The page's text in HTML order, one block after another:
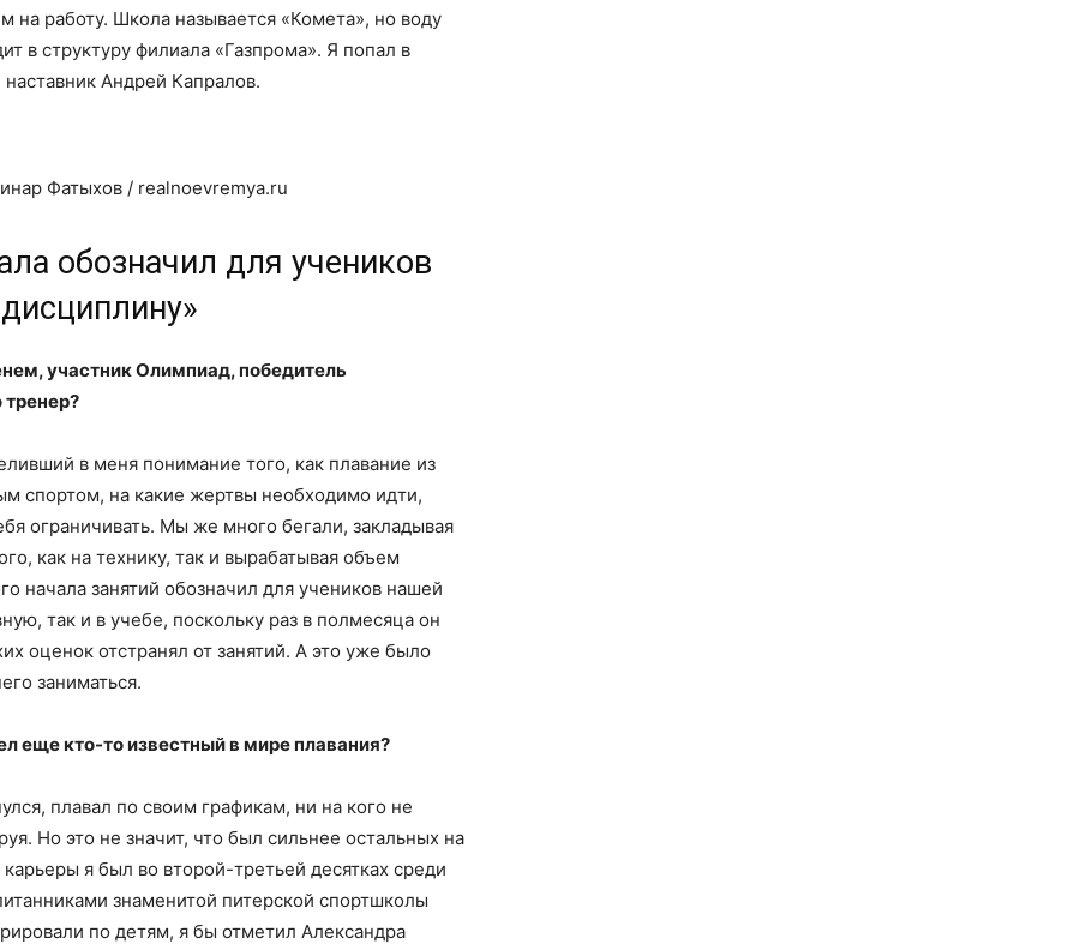
работу. Школа называется «Комета», но воду
в структуру филиала «Газпрома». Я попал в
Андрей Капралов.
Фатыхов / realnoevremya.ru
обозначил для учеников
участник Олимпиад, победитель
в меня понимание того, как плавание из
спортом, на какие жертвы необходимо идти,
ограничивать. Мы же много бегали, закладывая
как на технику, так и вырабатывая объем
начала занятий обозначил для учеников нашей
так и в учебе, поскольку раз в полмесяца он
оценок отстранял от занятий. А это уже было
заниматься.
еще кто-то известный в мире плавания?
плавал по своим графикам, ни на кого не
Но это не значит, что был сильнее остальных на
я был во второй-третьей десятках среди
знаменитой питерской спортшколы
по детям, я бы отметил Александра